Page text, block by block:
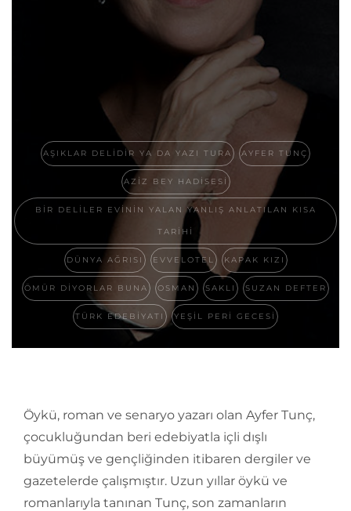
AŞIKLAR DELIDIR YA DA YAZI TURA AYFER TUNÇ
AZIZ BEY HADISESI
BIR DELILER EVININ YALAN YANLIŞ ANLATILAN KISA
TARIHI
DÜNYA AĞRISI EVVELOTEL KAPAK KIZI
ÖMÜR DIYORLAR BUNA OSMAN SAKLI SUZAN DEFTER
TÜRK EDEBIYATI YEŞIL PERI GECESI
Öykü, roman ve senaryo yazarı olan Ayfer Tunç,
çocukluğundan beri edebiyatla içli dışlı
büyümüş ve gençliğinden itibaren dergiler ve
gazetelerde çalışmıştır. Uzun yıllar öykü ve
romanlarıyla tanınan Tunç, son zamanların